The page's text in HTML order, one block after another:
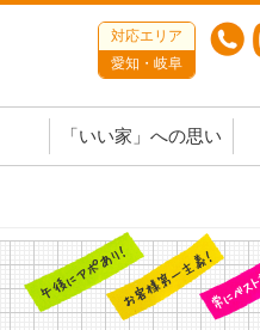
対応エリア
愛知・岐阜
「いい家」への思い